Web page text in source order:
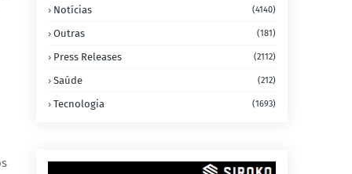
Notícias (4140)
Outras (181)
Press Releases (2112)
Saúde (212)
Tecnologia (1693)